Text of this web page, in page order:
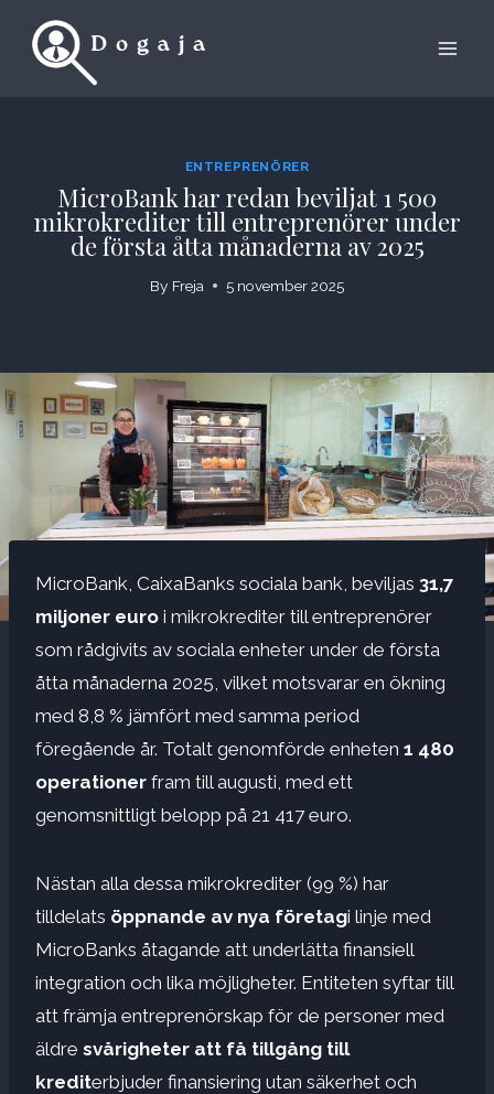
ENTREPRENÖRER
MicroBank har redan beviljat 1 500
mikrokrediter till entreprenörer under
de första åtta månaderna av 2025
By Freja 5 november 2025
MicroBank, CaixaBanks sociala bank, beviljas 31,7
miljoner euro i mikrokrediter till entreprenörer
som rådgivits av sociala enheter under de första
åtta månaderna 2025, vilket motsvarar en ökning
med 8,8 % jämfört med samma period
föregående år. Totalt genomförde enheten 1 480
operationer fram till augusti, med ett
genomsnittligt belopp på 21 417 euro.
Nästan alla dessa mikrokrediter (99 %) har
tilldelats öppnande av nya företagi linje med
MicroBanks åtagande att underlätta finansiell
integration och lika möjligheter. Entiteten syftar till
att främja entreprenörskap för de personer med
äldre svårigheter att få tillgång till
krediterbjuder finansiering utan säkerhet och